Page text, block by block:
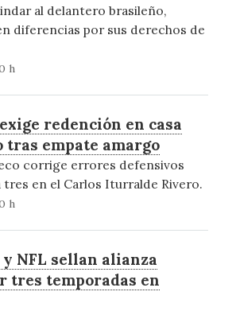
al delantero brasileño,
diferencias por sus derechos de
h
redención en casa
tras empate amargo
corrige errores defensivos
tres en el Carlos Iturralde Rivero.
h
NFL sellan alianza
tres temporadas en